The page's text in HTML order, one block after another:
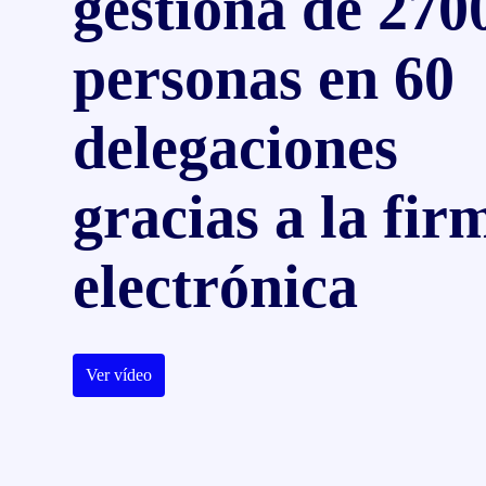
personas en 60
delegaciones
gracias a la
electrónica
Ver vídeo